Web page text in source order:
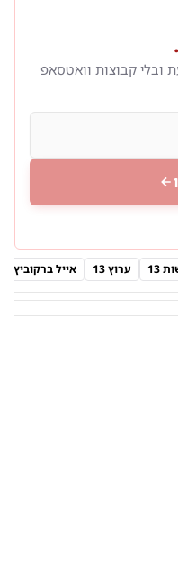
ובלי קבוצות וואטסאפ
13 ערוץ 13 אייל ברקוביץ'